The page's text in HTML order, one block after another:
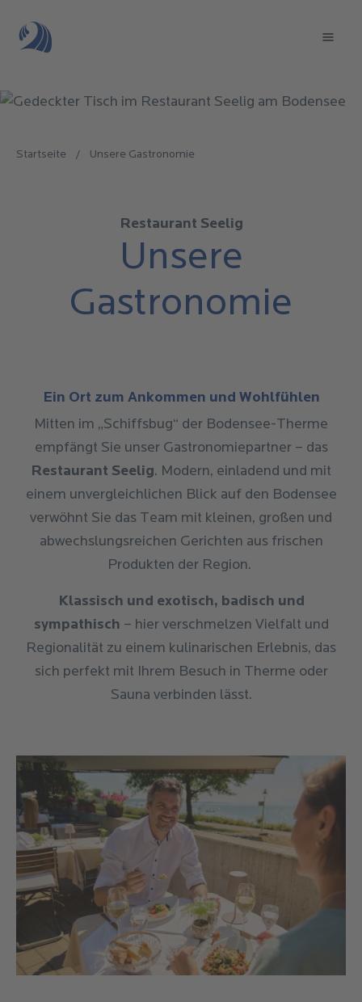
zum
Pfadnavigation
Startseite / Unsere Gastronomie
Restaurant Seelig
Unsere
Gastronomie
Ein Ort zum Ankommen und Wohlfühlen
Mitten im „Schiffsbug“ der Bodensee-Therme
empfängt Sie unser Gastronomiepartner – das
Restaurant Seelig. Modern, einladend und mit
einem unvergleichlichen Blick auf den Bodensee
verwöhnt Sie das Team mit kleinen, großen und
abwechslungsreichen Gerichten aus frischen
Produkten der Region.
Klassisch und exotisch, badisch und
sympathisch – hier verschmelzen Vielfalt und
Regionalität zu einem kulinarischen Erlebnis, das
sich perfekt mit Ihrem Besuch in Therme oder
Sauna verbinden lässt.